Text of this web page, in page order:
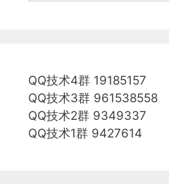
QQ技术4群 19185157
QQ技术3群 961538558
QQ技术2群 9349337
QQ技术1群 9427614